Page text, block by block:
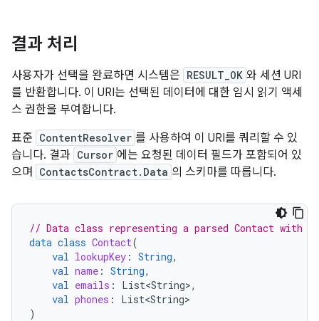
결과 처리
사용자가 선택을 완료하면 시스템은 RESULT_OK 와 세션 URI
를 반환합니다. 이 URI는 선택된 데이터에 대한 임시 읽기 액세
스 권한을 부여합니다.
표준 ContentResolver 를 사용하여 이 URI를 쿼리할 수 있
습니다. 결과 Cursor 에는 요청된 데이터 필드가 포함되어 있
으며
ContactsContract.Data 의 스키마를 따릅니다.
// Data class representing a parsed Contact with
data class Contact(
val lookupKey : String,
val name : String,
val emails : List<String>,
val phones :
List<String>
)